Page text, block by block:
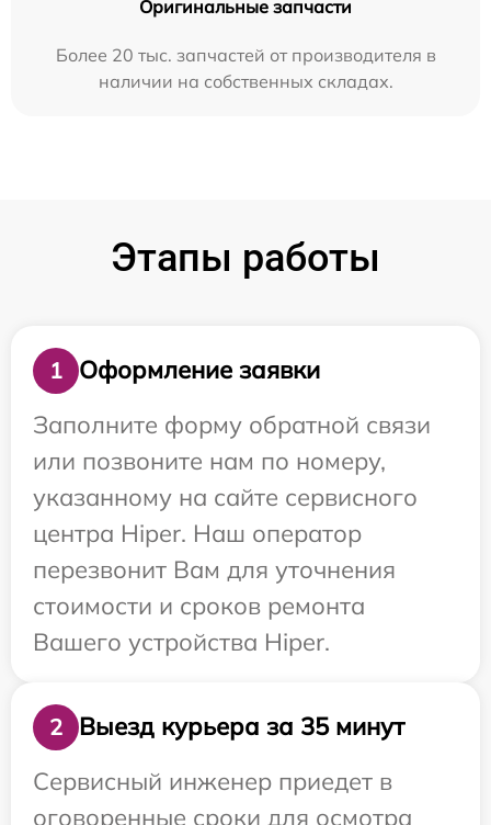
Оригинальные запчасти
Более 20 тыс. запчастей от производителя в
наличии на собственных складах.
Этапы работы
1
Оформление заявки
Заполните форму обратной связи
или позвоните нам по номеру,
указанному на сайте сервисного
центра Hiper. Наш оператор
перезвонит Вам для уточнения
стоимости и сроков ремонта
Вашего устройства Hiper.
2
Выезд курьера за 35 минут
Сервисный инженер приедет в
оговоренные сроки для осмотра